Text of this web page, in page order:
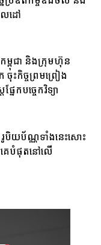
ដៅ
ពុជា និងក្រុមហ៊ុន
ះកិច្ចព្រមព្រៀង
ែកបច្ចេកវិទ្យា
រូបិយប័ណ្ណទាំងនេះសោះ
គេបំផុតនៅលើ